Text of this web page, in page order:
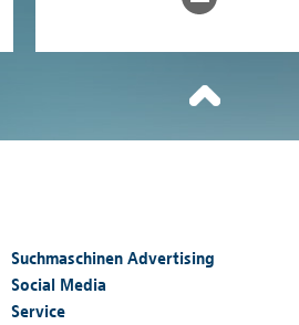
Suchmaschinen Advertising
Social Media
Service